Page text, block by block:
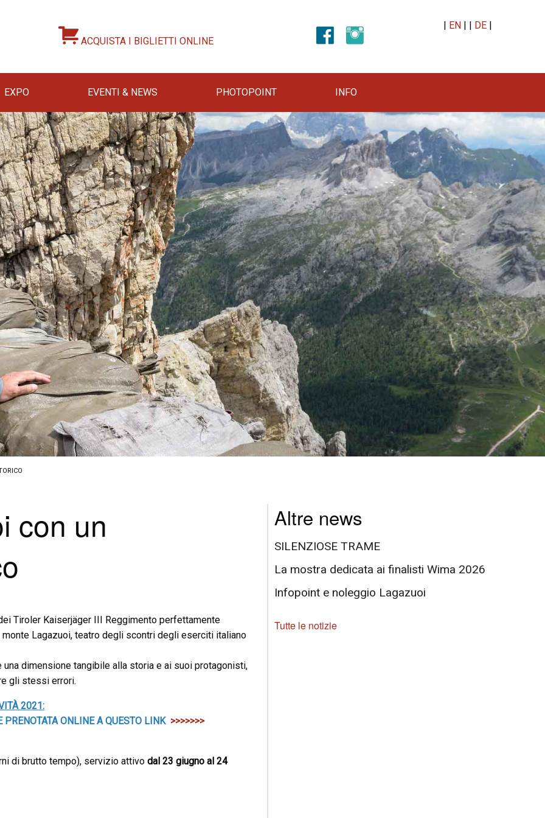
ACQUISTA I BIGLIETTI ONLINE
| EN| | DE|
EXPO EVENTI & NEWS PHOTOPOINT INFO
con un
Tiroler Kaiserjäger III Reggimento perfettamente
Lagazuoi, teatro degli scontri degli eserciti italiano
dimensione tangibile alla storia e ai suoi protagonisti,
gli stessi errori.
2021:
ONLINE A QUESTO LINK >>>>>>>
di brutto tempo), servizio attivo dal 23 giugno al 24
Altre news
SILENZIOSE TRAME
La mostra dedicata ai finalisti Wima 2026
Infopoint e noleggio Lagazuoi
Tutte le notizie